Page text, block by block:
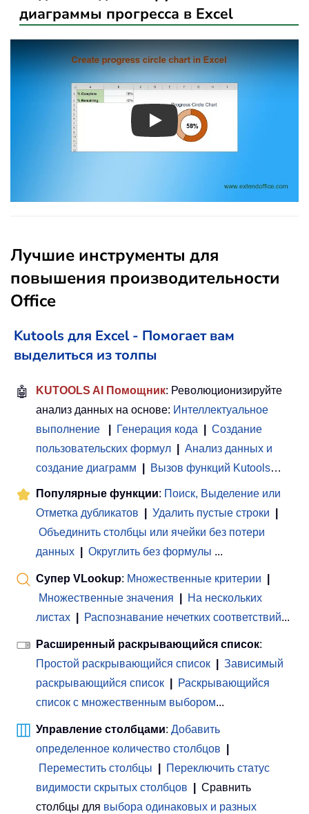
диаграммы прогресса в Excel
Play
Лучшие инструменты для
повышения производительности
Office
Kutools для Excel - Помогает вам
выделиться из толпы
🤖 KUTOOLS AI Помощник: Революционизируйте
анализ данных на основе: Интеллектуальное
выполнение
Генерация кода
Создание
пользовательских формул
Анализ данных и
создание диаграмм
Вызов функций Kutools…
Популярные функции: Поиск, Выделение или
Отметка дубликатов
Удалить пустые строки
Объединить столбцы или ячейки без потери
данных
Округлить без формулы ...
Супер VLookup: Множественные критерии
Множественные значения
На нескольких
листах
Распознавание нечетких соответствий...
Расширенный раскрывающийся список:
Простой раскрывающийся список
Зависимый
раскрывающийся список
Раскрывающийся
список с множественным выбором...
Управление столбцами: Добавить
определенное количество столбцов
Переместить столбцы
Переключить статус
видимости скрытых столбцов
Сравнить
столбцы для выбора одинаковых и разных